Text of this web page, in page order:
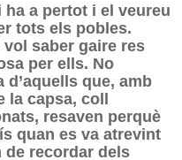
ha a pertot i el veureu
tots els pobles.
vol saber gaire res
per ells. No
d’aquells que, amb
la capsa, coll
resaven perquè
quan es va atrevint
de recordar dels